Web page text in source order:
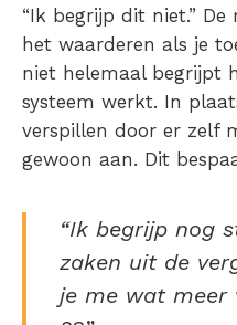
“Ik begrijp dit niet.”
het waarderen als je
niet helemaal begrijpt
systeem werkt. In
verspillen door er zelf
gewoon aan. Dit
“Ik begrijp nog
zaken uit de
je me wat meer